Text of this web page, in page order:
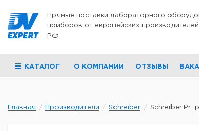
Прямые поставки лабораторного
приборов от европейских
РФ
КАТАЛОГ О КОМПАНИИ ОТЗЫВЫ
Главная Производители Schreiber Schreiber